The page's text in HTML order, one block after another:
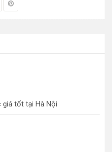
tốt tại Hà Nội